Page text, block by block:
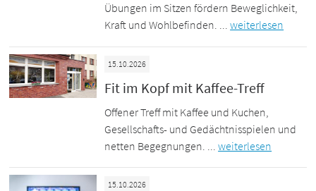
Übungen im Sitzen fördern Beweglichkeit,
Kraft und Wohlbefinden. ...weiterlesen
15.10.2026
Fit im Kopf mit Kaffee-Treff
Offener Treff mit Kaffee und Kuchen,
Gesellschafts- und Gedächtnisspielen und
netten Begegnungen. ...weiterlesen
15.10.2026